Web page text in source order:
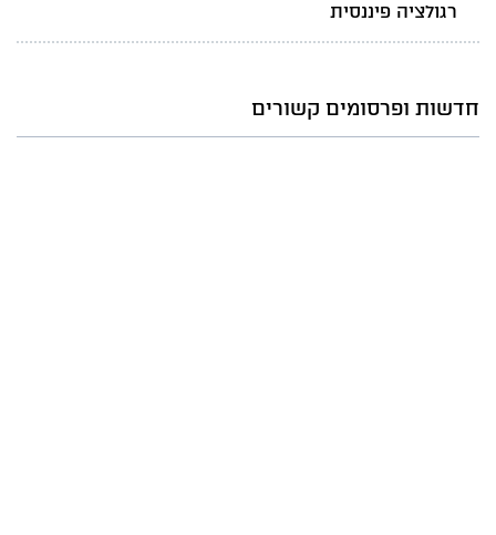
רגולציה פיננסית
חדשות ופרסומים קשורים